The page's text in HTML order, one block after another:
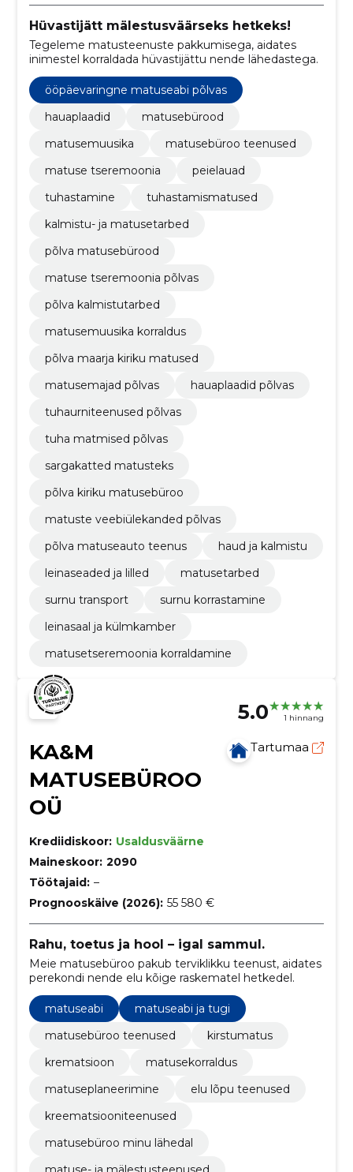
Hüvastijätt mälestusväärseks hetkeks!
Tegeleme matusteenuste pakkumisega, aidates
inimestel korraldada hüvastijättu nende lähedastega.
ööpäevaringne matuseabi põlvas
hauaplaadid
matusebürood
matusemuusika
matusebüroo teenused
matuse tseremoonia
peielauad
tuhastamine
tuhastamismatused
kalmistu- ja matusetarbed
põlva matusebürood
matuse tseremoonia põlvas
põlva kalmistutarbed
matusemuusika korraldus
põlva maarja kiriku matused
matusemajad põlvas
hauaplaadid põlvas
tuhaurniteenused põlvas
tuha matmised põlvas
sargakatted matusteks
põlva kiriku matusebüroo
matuste veebiülekanded põlvas
põlva matuseauto teenus
haud ja kalmistu
leinaseaded ja lilled
matusetarbed
surnu transport
surnu korrastamine
leinasaal ja külmkamber
matusetseremoonia korraldamine
5.0 1 hinnang
KA&M
MATUSEBÜROO
OÜ
Tartumaa
Krediidiskoor: Usaldusväärne
Maineskoor: 2090
Töötajaid: –
Prognooskäive (2026): 55 580 €
Rahu, toetus ja hool – igal sammul.
Meie matusebüroo pakub terviklikku teenust, aidates
perekondi nende elu kõige raskematel hetkedel.
matuseabi
matuseabi ja tugi
matusebüroo teenused
kirstumatus
krematsioon
matusekorraldus
matuseplaneerimine
elu lõpu teenused
kreematsiooniteenused
matusebüroo minu lähedal